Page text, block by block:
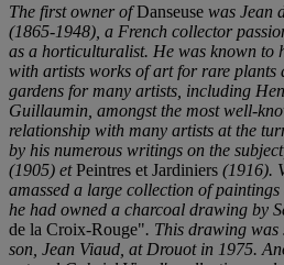
The first owner ofDanseuse was Jean
(1865-1948), a French collector
as a horticulturalist. He was known to
with artists works of art for rare plants
gardens for many artists, including
Guillaumin, amongst the most well-
relationship with many artists at the
by his numerous writings on the
(1905) etPeintres et Jardiniers (1916).
amassed a large collection of
he had owned a charcoal drawing by
de la Croix-Rouge". This drawing was
son, Jean Viaud, at Drouot in 1975.